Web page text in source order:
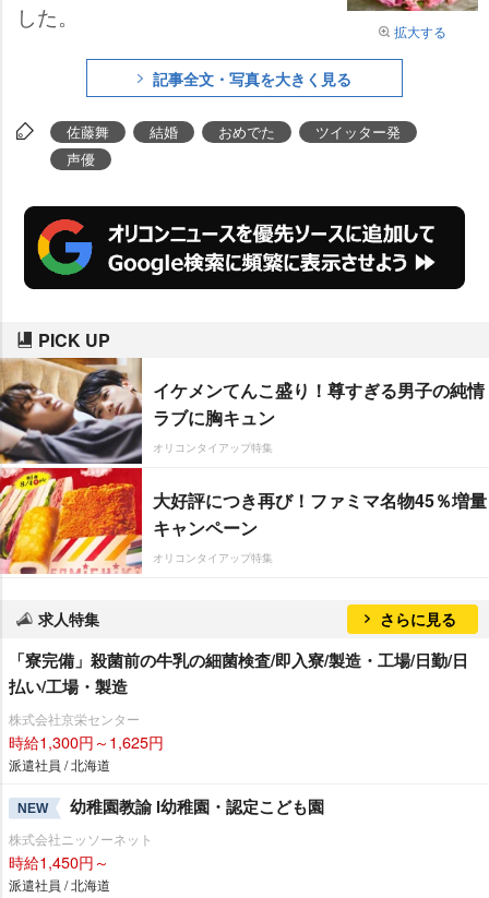
拡大する
した。
記事全文・写真を大きく見る
佐藤舞 結婚 おめでた
ツイッター発
声優
PICK UP
イケメンてんこ盛り！尊すぎる男子の純情
ラブに胸キュン
オリコンタイアップ特集
大好評につき再び！ファミマ名物45％増量
キャンペーン
オリコンタイアップ特集
求人特集 さらに見る
「寮完備」殺菌前の牛乳の細菌検査/即入寮/製造・工場/日勤/日
払い/工場・製造
株式会社京栄センター
時給1,300円～1,625円
派遣社員 / 北海道
NEW 幼稚園教諭 l幼稚園・認定こども園
株式会社ニッソーネット
時給1,450円～
派遣社員 / 北海道